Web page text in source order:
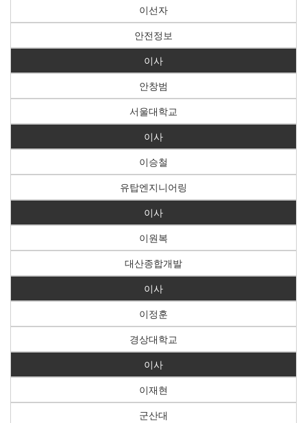
이선자
안전정보
이사
안창범
서울대학교
이사
이승철
유탑엔지니어링
이사
이원복
대산종합개발
이사
이정훈
경상대학교
이사
이재현
군산대